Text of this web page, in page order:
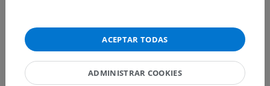
ACEPTAR TODAS
ADMINISTRAR COOKIES